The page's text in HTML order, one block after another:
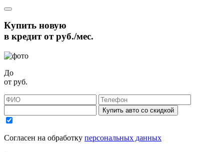
Купить новую
в кредит отруб./мес.
До
от руб.
Купить авто со скидкой
Согласен на обработку персональных данных